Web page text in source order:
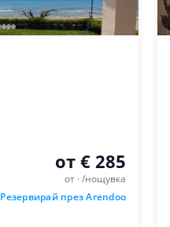
от € 285
от · /нощувка
Резервирай през Arendoo